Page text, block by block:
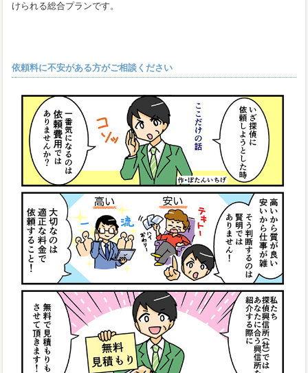
けられる総合プランです。
依頼料に不安がある方がご相談ください